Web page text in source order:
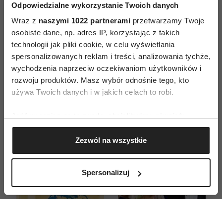
Odpowiedzialne wykorzystanie Twoich danych
Wraz z naszymi 1022 partnerami przetwarzamy Twoje
osobiste dane, np. adres IP, korzystając z takich
technologii jak pliki cookie, w celu wyświetlania
spersonalizowanych reklam i treści, analizowania tychże,
wychodzenia naprzeciw oczekiwaniom użytkowników i
rozwoju produktów. Masz wybór odnośnie tego, kto
używa Twoich danych i w jakich celach to robi.
Gromadzić dane dotyczące Twojej lokalizacji
geograficznej z dokładnością nawet do kilku metrów
Identyfikować Twoje urządzenie, aktywnie
(fingerprinting, czyli wirtualny odcisk palca)
Zezwól na wszystkie
Spersonalizuj
ZAMÓW
WYDANIE DRUKOWANE
E-WYDANIE